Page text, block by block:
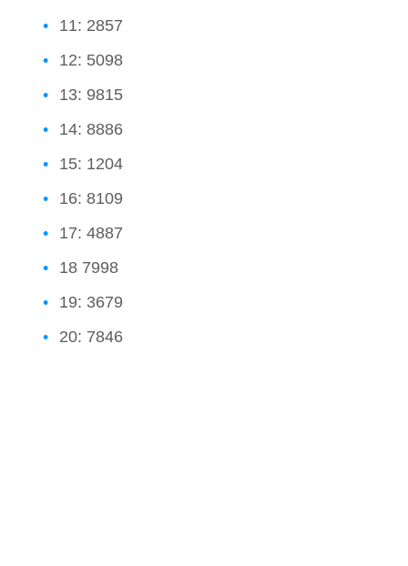
11: 2857
12: 5098
13: 9815
14: 8886
15: 1204
16: 8109
17: 4887
18 7998
19: 3679
20: 7846